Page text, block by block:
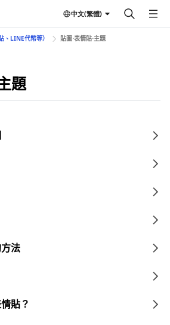
中文(繁體)
、LINE代幣等） 貼圖⋅表情貼⋅主題
題
法
貼？